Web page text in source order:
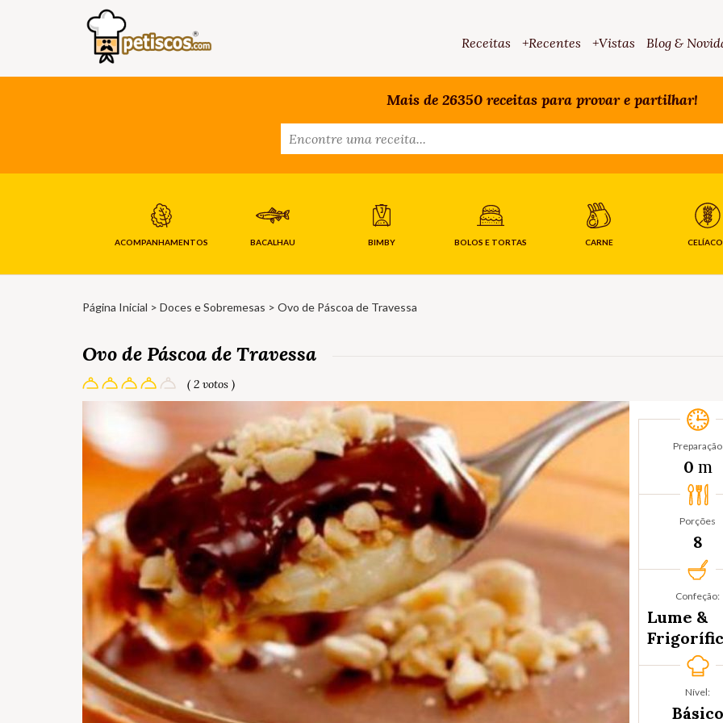
Receitas +Recentes +Vistas Blog &
Mais de 26350 receitas para provar e partilhar!
ACOMPANHAMENTOS BACALHAU BIMBY BOLOS E TORTAS CARNE
Página Inicial > Doces e Sobremesas > Ovo de Páscoa de Travessa
Ovo de Páscoa de Travessa
( 2 votos )
Preparação
0 m
Porções
8
Confeção:
Lume &
Nível:
Básico